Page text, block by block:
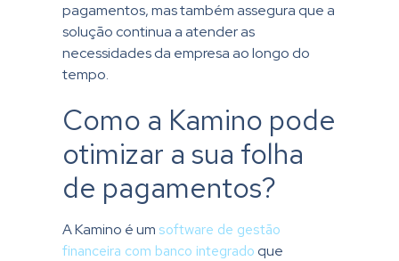
pagamentos, mas também assegura que a
solução continua a atender as
necessidades da empresa ao longo do
tempo.
Como a Kamino pode
otimizar a sua folha
de pagamentos?
A Kamino é um software de gestão
financeira com banco integrado que